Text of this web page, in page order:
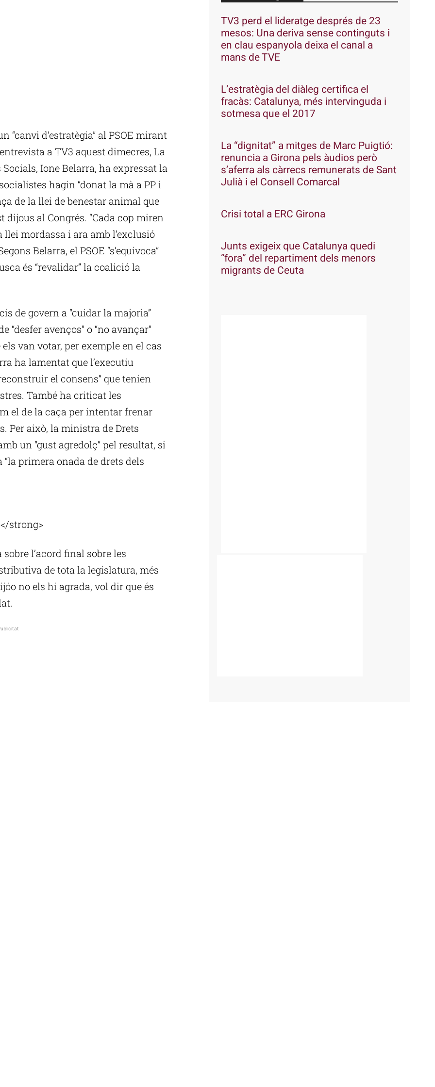
“canvi d’estratègia” al PSOE mirant
a TV3 aquest dimecres, La
Ione Belarra, ha expressat la
hagin “donat la mà a PP i
de la llei de benestar animal que
al Congrés. “Cada cop miren
mordassa i ara amb l’exclusió
Belarra, el PSOE “s’equivoca”
és “revalidar” la coalició la
de govern a “cuidar la majoria”
“desfer avenços” o “no avançar”
van votar, per exemple en el cas
ha lamentat que l’executiu
el consens” que tenien
També ha criticat les
el de la caça per intentar frenar
Per això, la ministra de Drets
un “gust agredolç” pel resultat, si
primera onada de drets dels
strong>
l’acord final sobre les
de tota la legislatura, més
no els hi agrada, vol dir que és
TV3 perd el lideratge després de 23
mesos: Una deriva sense continguts i
en clau espanyola deixa el canal a
mans de TVE
L’estratègia del diàleg certifica el
fracàs: Catalunya, més intervinguda i
sotmesa que el 2017
La “dignitat” a mitges de Marc Puigtió:
renuncia a Girona pels àudios però
s’aferra als càrrecs remunerats de Sant
Julià i el Consell Comarcal
Crisi total a ERC Girona
Junts exigeix que Catalunya quedi
“fora” del repartiment dels menors
migrants de Ceuta